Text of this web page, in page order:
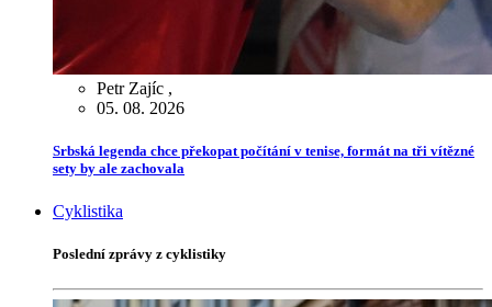
Petr Zajíc ,
05. 08. 2026
Srbská legenda chce překopat počítání v tenise, formát na tři vítězné
sety by ale zachovala
Cyklistika
Poslední zprávy z cyklistiky